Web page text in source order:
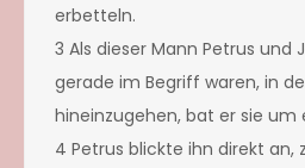
erbetteln.
3 Als dieser Mann Petrus und
gerade im Begriff waren, in
hineinzugehen, bat er sie um
4 Petrus blickte ihn direkt